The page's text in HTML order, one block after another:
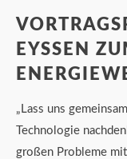
EYSSEN
„Lass uns
Technologie
großen Probleme